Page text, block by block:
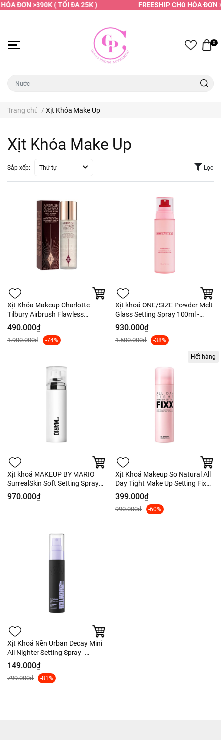
ĐƠN >390K ( TỐI ĐA 25K ) FREESHIP CHO HÓA ĐƠN
0
Trang chủ / Xịt Khóa Make Up
Xịt Khóa Make Up
Sắp xếp: Thứ tự Lọc
Xịt Khóa Makeup Charlotte
Tilbury Airbrush Flawless
Setting Spray Stay all day
490.000₫
1.900.000₫ -74%
Xịt khoá ONE/SIZE Powder Melt
Glass Setting Spray 100ml -
Fullbox - Hàng US
930.000₫
1.500.000₫ -38%
Xịt khoá MAKEUP BY MARIO
SurrealSkin Soft Setting Spray
100ml - Fullbox - Hàng US
970.000₫
Hết hàng
Xịt Khoá Makeup So Natural All
Day Tight Make Up Setting Fixx -
Tách Set Nobox
399.000₫
990.000₫ -60%
Xịt Khoá Nền Urban Decay Mini
All Nighter Setting Spray -
Fullbox
149.000₫
799.000₫ -81%